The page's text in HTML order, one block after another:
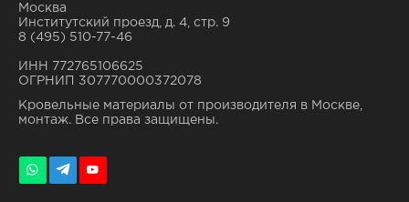
Москва
Институтский проезд, д. 4, стр. 9
8 (495) 510-77-46
ИНН 772765106625
ОГРНИП 307770000372078
Кровельные материалы от производителя в Москве,
монтаж. Все права защищены.